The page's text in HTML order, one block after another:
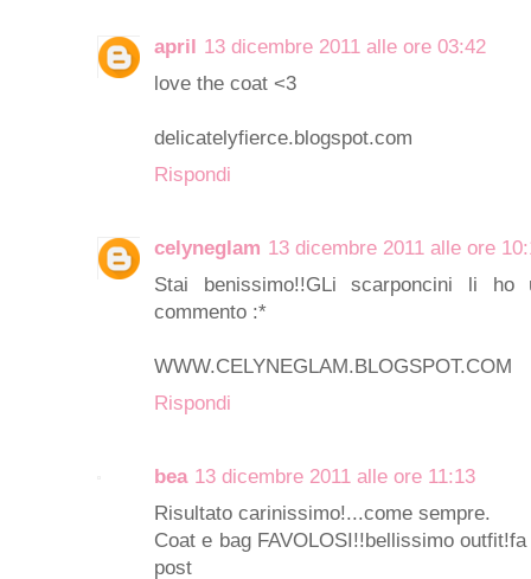
april 13 dicembre 2011 alle ore 03:42
love the coat <3
delicatelyfierce.blogspot.com
Rispondi
celyneglam 13 dicembre 2011 alle ore
Stai benissimo!!GLi scarponcini li
commento :*
WWW.CELYNEGLAM.BLOGSPOT.COM
Rispondi
bea 13 dicembre 2011 alle ore 11:13
Risultato carinissimo!...come sempre.
Coat e bag FAVOLOSI!!bellissimo
post